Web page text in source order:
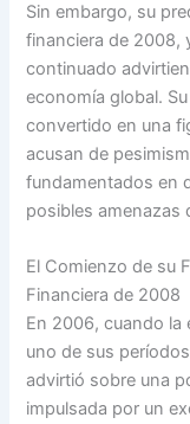
Sin embargo, su
financiera de 2008,
continuado
economía global.
convertido en una
acusan de
fundamentados en
posibles amenazas
El Comienzo de su
Financiera de 2008
En 2006, cuando la
uno de sus
advirtió sobre una
impulsada por un